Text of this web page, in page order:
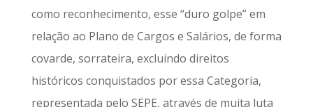
como reconhecimento, esse “duro golpe” em
relação ao Plano de Cargos e Salários, de forma
covarde, sorrateira, excluindo direitos
históricos conquistados por essa Categoria,
representada pelo SEPE, através de muita luta